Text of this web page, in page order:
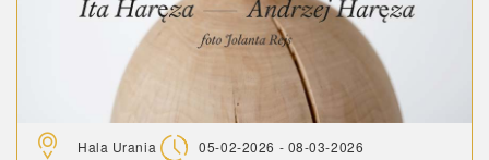
Hala Urania 05-02-2026 - 08-03-2026